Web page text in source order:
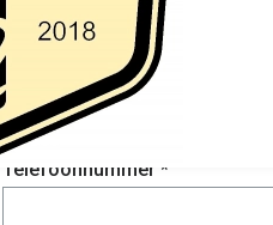
E-mail adres *
Telefoonnummer *